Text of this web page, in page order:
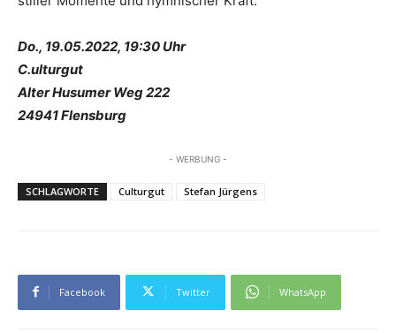
Do., 19.05.2022, 19:30 Uhr
C.ulturgut
Alter Husumer Weg 222
24941 Flensburg
- WERBUNG -
SCHLAGWORTE Culturgut Stefan Jürgens
Facebook Twitter WhatsApp